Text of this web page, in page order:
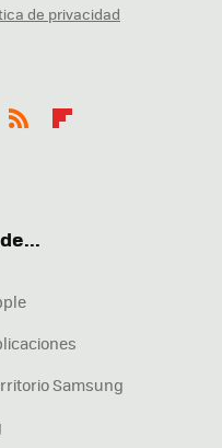
de privacidad
Samsung